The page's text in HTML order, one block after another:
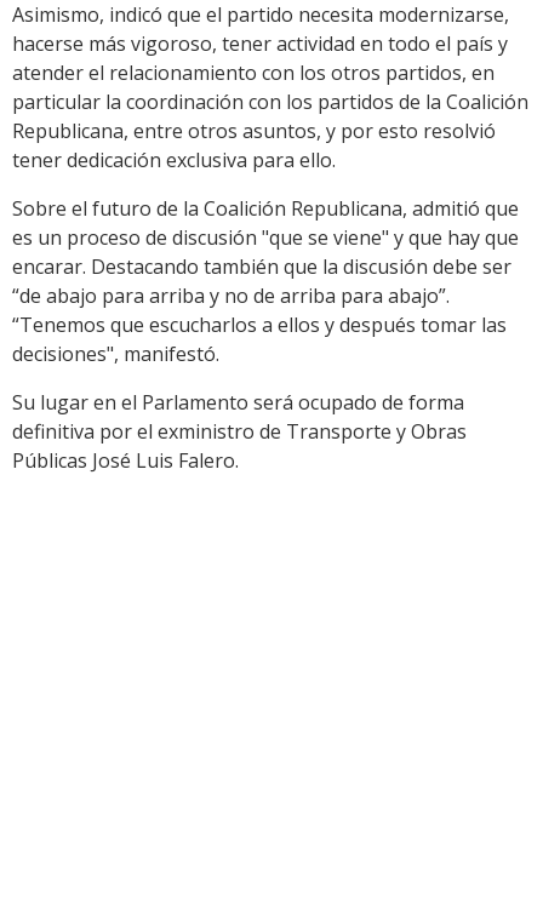
Asimismo, indicó que el partido necesita modernizarse,
hacerse más vigoroso, tener actividad en todo el país y
atender el relacionamiento con los otros partidos, en
particular la coordinación con los partidos de la Coalición
Republicana, entre otros asuntos, y por esto resolvió
tener dedicación exclusiva para ello.
Sobre el futuro de la Coalición Republicana, admitió que
es un proceso de discusión "que se viene" y que hay que
encarar. Destacando también que la discusión debe ser
“de abajo para arriba y no de arriba para abajo”.
“Tenemos que escucharlos a ellos y después tomar las
decisiones", manifestó.
Su lugar en el Parlamento será ocupado de forma
definitiva por el exministro de Transporte y Obras
Públicas José Luis Falero.